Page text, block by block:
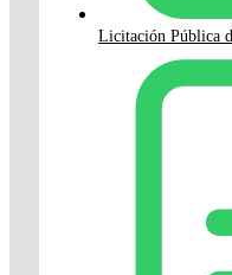
Licitación Pública